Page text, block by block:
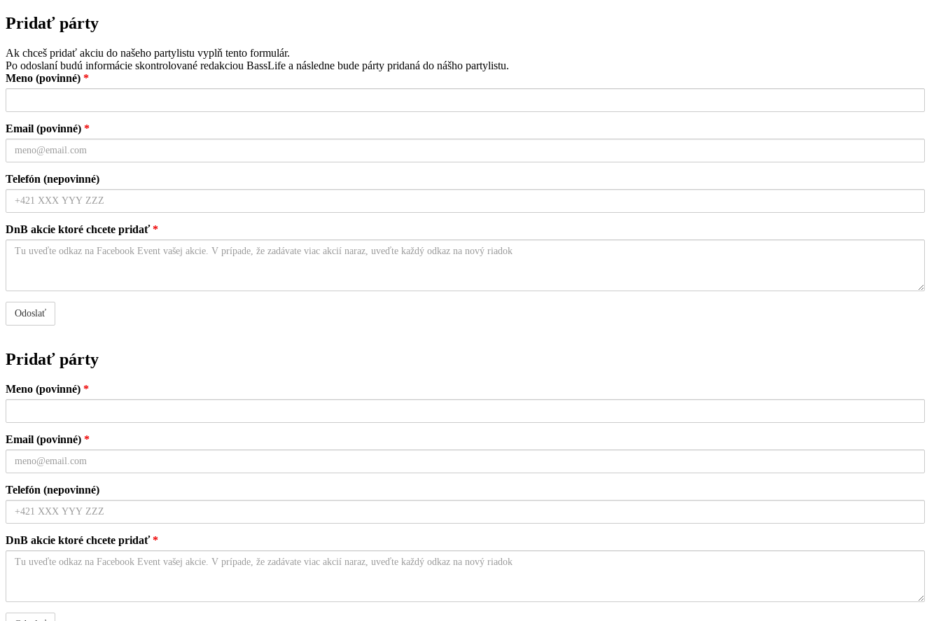
Pridať párty
Ak chceš pridať akciu do našeho partylistu vyplň tento formulár.
Po odoslaní budú informácie skontrolované redakciou BassLife a následne bude párty pridaná do nášho partylistu.
Meno (povinné) *
Email (povinné) *
Telefón (nepovinné)
DnB akcie ktoré chcete pridať*
Pridať párty
Meno (povinné) *
Email (povinné) *
Telefón (nepovinné)
DnB akcie ktoré chcete pridať*